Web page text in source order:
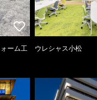
ーム工
ウレシャス小松